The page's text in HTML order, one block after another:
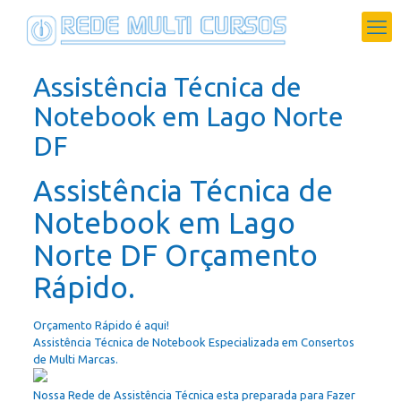
Assistência Técnica de
Notebook em Lago Norte
DF
Assistência Técnica de
Notebook em Lago
Norte DF Orçamento
Rápido.
Orçamento Rápido é aqui!
Assistência Técnica de Notebook Especializada em Consertos
de Multi Marcas.
Nossa Rede de Assistência Técnica esta preparada para Fazer